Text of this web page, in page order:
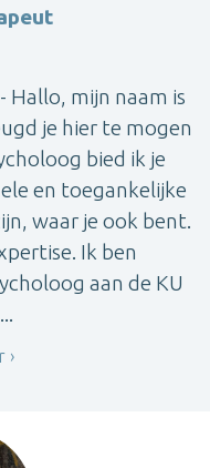
Hallo, mijn naam is
je hier te mogen
bied ik je
en toegankelijke
waar je ook bent.
Ik ben
aan de KU